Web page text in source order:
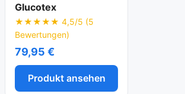
Glucotex
★★★★★ 4,5/5 (5
Bewertungen)
79,95 €
Produkt ansehen